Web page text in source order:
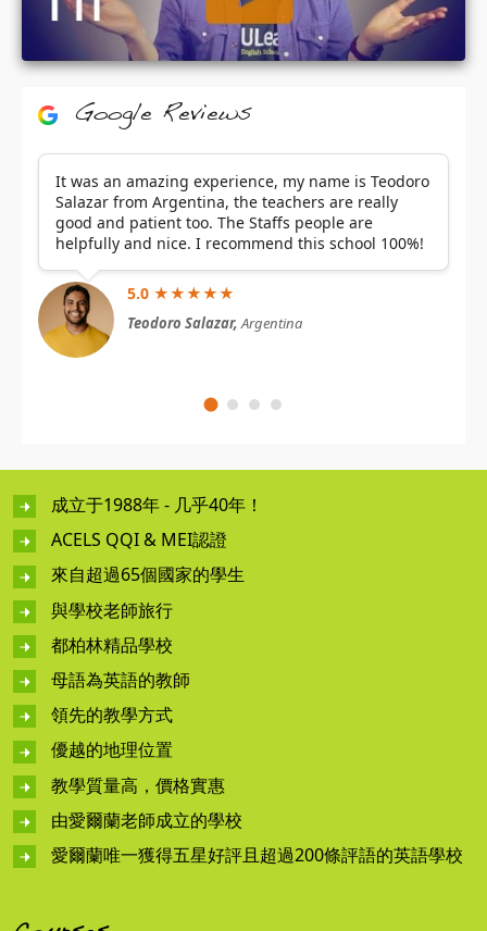
Google Reviews
It was an amazing experience, my name is Teodoro
Salazar from Argentina, the teachers are really
good and patient too. The Staffs people are
helpfully and nice. I recommend this school 100%!
5.0 ★★★★★
Teodoro Salazar,Argentina
成立于1988年 - 几乎40年！
ACELS QQI & MEI認證
來自超過65個國家的學生
與學校老師旅行
都柏林精品學校
母語為英語的教師
領先的教學方式
優越的地理位置
教學質量高，價格實惠
由愛爾蘭老師成立的學校
愛爾蘭唯一獲得五星好評且超過200條評語的英語學校